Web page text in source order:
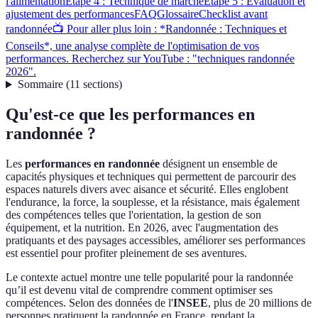
ajustement des performancesFAQGlossaireChecklist avant
randonnée📺 Pour aller plus loin : *Randonnée : Techniques et
Conseils*, une analyse complète de l'optimisation de vos
performances. Recherchez sur YouTube : "techniques randonnée
2026".
Sommaire(11 sections)
Qu'est-ce que les performances en
randonnée ?
Les performances en randonnée désignent un ensemble de
capacités physiques et techniques qui permettent de parcourir des
espaces naturels divers avec aisance et sécurité. Elles englobent
l'endurance, la force, la souplesse, et la résistance, mais également
des compétences telles que l'orientation, la gestion de son
équipement, et la nutrition. En 2026, avec l'augmentation des
pratiquants et des paysages accessibles, améliorer ses performances
est essentiel pour profiter pleinement de ses aventures.
Le contexte actuel montre une telle popularité pour la randonnée
qu’il est devenu vital de comprendre comment optimiser ses
compétences. Selon des données de l'INSEE, plus de 20 millions de